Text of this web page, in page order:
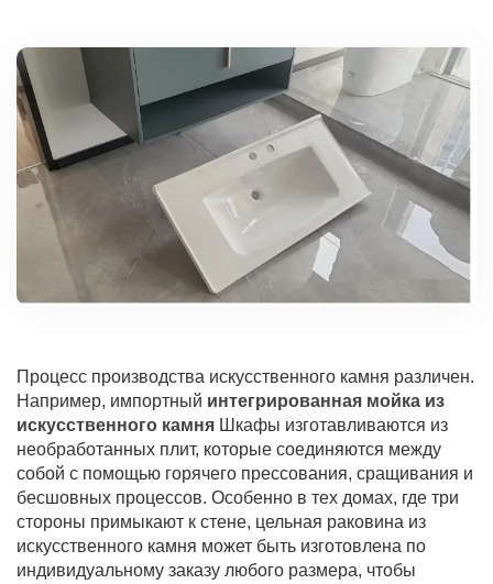
Процесс производства искусственного камня различен.
Например, импортный интегрированная мойка из
искусственного камня Шкафы изготавливаются из
необработанных плит, которые соединяются между
собой с помощью горячего прессования, сращивания и
бесшовных процессов. Особенно в тех домах, где три
стороны примыкают к стене, цельная раковина из
искусственного камня может быть изготовлена по
индивидуальному заказу любого размера, чтобы